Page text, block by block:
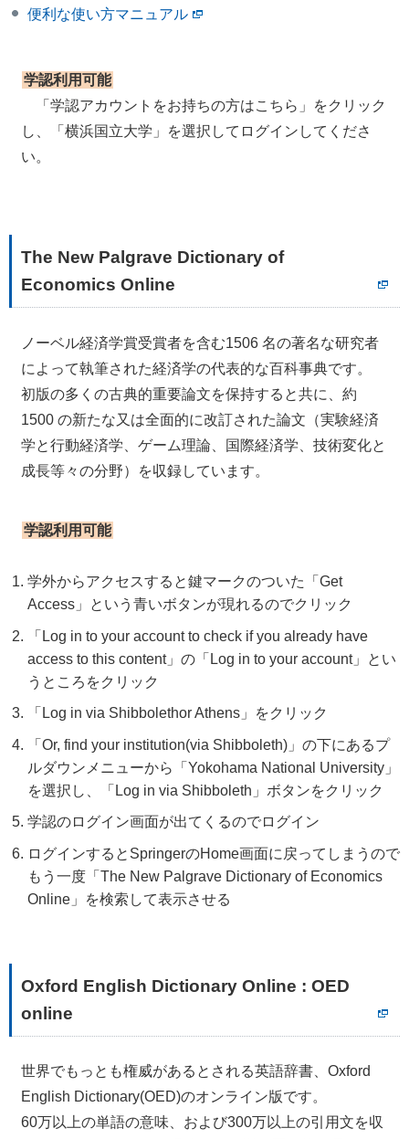
便利な使い方マニュアル
学認利用可能
「学認アカウントをお持ちの方はこちら」をクリック
し、「横浜国立大学」を選択してログインしてくださ
い。
The New Palgrave Dictionary of
Economics Online
ノーベル経済学賞受賞者を含む1506 名の著名な研究者
によって執筆された経済学の代表的な百科事典です。
初版の多くの古典的重要論文を保持すると共に、約
1500 の新たな又は全面的に改訂された論文（実験経済
学と行動経済学、ゲーム理論、国際経済学、技術変化と
成長等々の分野）を収録しています。
学認利用可能
学外からアクセスすると鍵マークのついた「Get
Access」という青いボタンが現れるのでクリック
「Log in to your account to check if you already have
access to this content」の「Log in to your account」とい
うところをクリック
「Log in via Shibbolethor Athens」をクリック
「Or, find your institution(via Shibboleth)」の下にあるプ
ルダウンメニューから「Yokohama National University」
を選択し、「Log in via Shibboleth」ボタンをクリック
学認のログイン画面が出てくるのでログイン
ログインするとSpringerのHome画面に戻ってしまうので
もう一度「The New Palgrave Dictionary of Economics
Online」を検索して表示させる
Oxford English Dictionary Online : OED
online
世界でもっとも権威があるとされる英語辞書、Oxford
English Dictionary(OED)のオンライン版です。
60万以上の単語の意味、および300万以上の引用文を収